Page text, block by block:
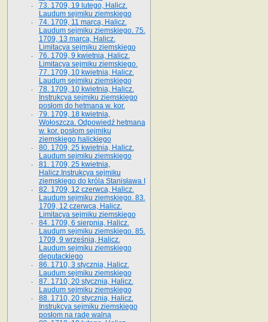
73. 1709, 19 lutego, Halicz.
Laudum sejmiku ziemskiego
74. 1709, 11 marca, Halicz.
Laudum sejmiku ziemskiego. 75.
1709, 13 marca, Halicz.
Limitacya sejmiku ziemskiego
76. 1709, 9 kwietnia, Halicz.
Limitacya sejmiku ziemskiego.
77. 1709, 10 kwietnia, Halicz.
Laudum sejmiku ziemskiego
78. 1709, 10 kwietnia, Halicz.
Instrukcya sejmiku ziemskiego
posłom do hetmana w. kor.
79. 1709, 18 kwietnia,
Wołoszcza. Odpowiedź hetmana
w. kor. posłom sejmiku
ziemskiego halickiego
80. 1709, 25 kwietnia, Halicz.
Laudum sejmiku ziemskiego
81. 1709, 25 kwietnia,
Halicz.Instrukcya sejmiku
ziemskiego do króla Stanisława I
82. 1709, 12 czerwca, Halicz.
Laudum sejmiku ziemskiego. 83.
1709, 12 czerwca, Halicz.
Limitacya sejmiku ziemskiego
84. 1709, 6 sierpnia, Halicz.
Laudum sejmiku ziemskiego. 85.
1709, 9 września, Halicz.
Laudum sejmiku ziemskiego
deputackiego
86. 1710, 3 stycznia, Halicz.
Laudum sejmiku ziemskiego
87. 1710, 20 stycznia, Halicz.
Laudum sejmiku ziemskiego
88. 1710, 20 stycznia, Halicz.
Instrukcya sejmiku ziemskiego
posłom na radę walną